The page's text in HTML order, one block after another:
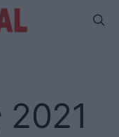
2021